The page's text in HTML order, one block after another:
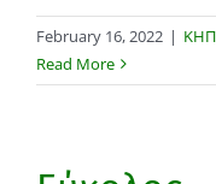
February 16, 2022 |
Read More